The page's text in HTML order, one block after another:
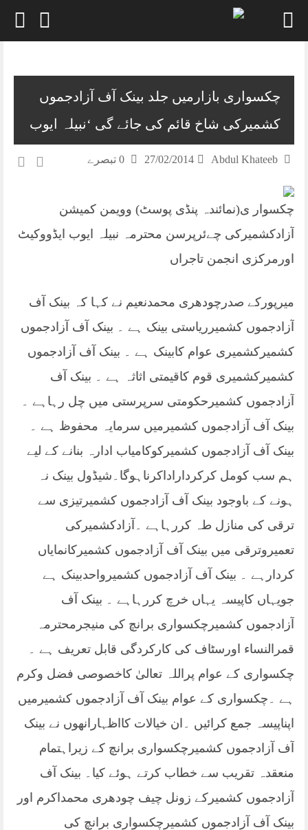
چکسواری بازارمیں جلد بینک آف آزادجموں
کشمیرکی شاخ قائم کی جائے گی ‘نبیلہ ایوب
Abdul Khateeb
27/02/2014
چکسوار ی(نمائندہ پنڈی پوسٹ) وویمن کمیشن
آزادکشمیرکی چےئرپرسن محترمہ نبیلہ ایوب ایڈووکیٹ
اورمرکزی انجمن تاجراں
میرپورکے صدرچودھری محمدنعیم نے کہا کہ بینک آف
آزادجموں کشمیرریاستی بینک ہے ۔ بینک آف آزادجموں
کشمیرکشمیری عوام کابینک ہے ۔ بینک آف آزادجموں
کشمیرکشمیری قوم کاقیمتی اثاثہ ہے ۔ بینک آف
آزادجموں کشمیرحکومتی سرپرستی میں چل رہاہے ۔
بینک آف آزادجموں کشمیرمیں سرمایہ محفوظ ہے ۔
بینک آف آزادجموں کشمیرکوکامیاب ادارہ بنانے کے لیے
ہم سب کومل کرکرداراداکرناہوگا۔شیڈول بینک نہ
ہونے کے باوجود بینک آف آزادجموں کشمیرتیزی سے
ترقی کی منازل طہ کررہاہے ۔آزادکشمیرکی
تعمیروترقی میں بینک آف آزادجموں کشمیرکانمایاں
کردارہے ۔ بینک آف آزادجموں کشمیرواحدبینک ہے
جویہاں کاپیسہ یہاں خرچ کررہاہے ۔ بینک آف
آزادجموں کشمیرچکسواری برانچ کی منیجرمحترمہ
قمرالنساء اورسٹاف کی کارکردگی قابل تعریف ہے ۔
چکسواری کے عوام پراللہ تعالیٰ کاخصوصی فضل وکرم
ہے ۔چکسواری کے عوام بینک آف آزادجموں کشمیرمیں
اپناپیسہ جمع کرائیں ۔ان خیالات کااظہارانھوں نے بینک
آف آزادجموں کشمیرچکسواری برانچ کے زیراہتمام
منعقدہ تقریب سے خطاب کرتے ہوئے کیا۔ بینک آف
آزادجموں کشمیرکے زونل چیف چودھری محمداکرم اور
بینک آف آزادجموں کشمیرچکسواری برانچ کی